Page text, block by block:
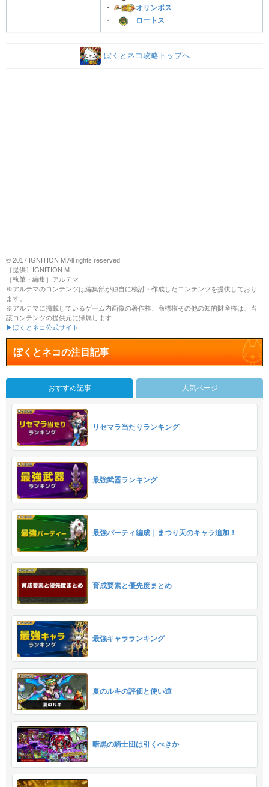
・
オリンポス
・
ロートス
ぼくとネコ攻略トップへ
© 2017 IGNITION M All rights reserved.
［提供］IGNITION M
［執筆・編集］アルテマ
※アルテマのコンテンツは編集部が独自に検討・作成したコンテンツを提供しており
ます。
※アルテマに掲載しているゲーム内画像の著作権、商標権その他の知的財産権は、当
該コンテンツの提供元に帰属します
▶ぼくとネコ公式サイト
ぼくとネコの注目記事
おすすめ記事 人気ページ
リセマラ当たりランキング
最強武器ランキング
最強パーティ編成｜まつり天のキャラ追加！
育成要素と優先度まとめ
最強キャラランキング
夏のルキの評価と使い道
暗黒の騎士団は引くべきか